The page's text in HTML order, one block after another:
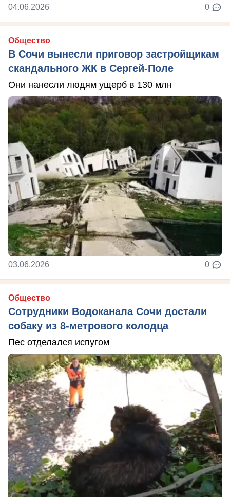
04.06.2026 0
Общество
В Сочи вынесли приговор застройщикам
скандального ЖК в Сергей-Поле
Они нанесли людям ущерб в 130 млн
03.06.2026 0
Общество
Сотрудники Водоканала Сочи достали
собаку из 8-метрового колодца
Пес отделался испугом